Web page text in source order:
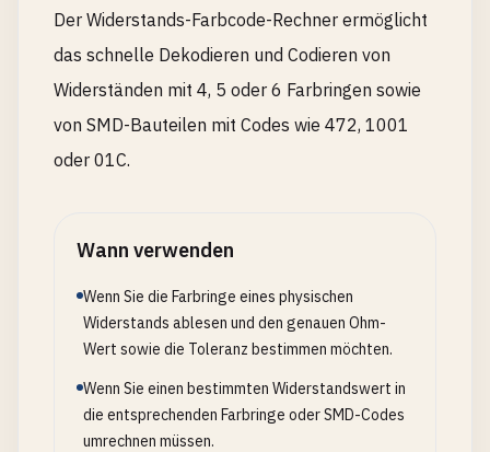
Der Widerstands-Farbcode-Rechner ermöglicht
das schnelle Dekodieren und Codieren von
Widerständen mit 4, 5 oder 6 Farbringen sowie
von SMD-Bauteilen mit Codes wie 472, 1001
oder 01C.
Wann verwenden
Wenn Sie die Farbringe eines physischen
Widerstands ablesen und den genauen Ohm-
Wert sowie die Toleranz bestimmen möchten.
Wenn Sie einen bestimmten Widerstandswert in
die entsprechenden Farbringe oder SMD-Codes
umrechnen müssen.